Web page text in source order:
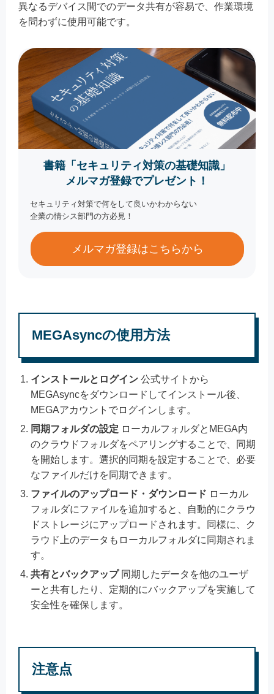
異なるデバイス間でのデータ共有が容易で、作業環境
を問わずに使用可能です。
書籍「セキュリティ対策の基礎知識」
メルマガ登録でプレゼント！
セキュリティ対策で何をして良いかわからない
企業の情シス部門の方必見！
メルマガ登録はこちらから
MEGAsyncの使用方法
インストールとログイン 公式サイトから
MEGAsyncをダウンロードしてインストール後、
MEGAアカウントでログインします。
同期フォルダの設定 ローカルフォルダとMEGA内
のクラウドフォルダをペアリングすることで、同期
を開始します。選択的同期を設定することで、必要
なファイルだけを同期できます。
ファイルのアップロード・ダウンロード ローカル
フォルダにファイルを追加すると、自動的にクラウ
ドストレージにアップロードされます。同様に、ク
ラウド上のデータもローカルフォルダに同期されま
す。
共有とバックアップ同期したデータを他のユーザ
ーと共有したり、定期的にバックアップを実施して
安全性を確保します。
注意点